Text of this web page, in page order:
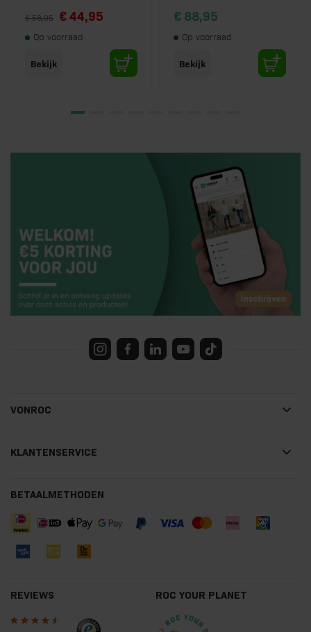
€ 58,95 Special Price
€ 44,95
Op voorraad
Bekijk
€ 88,95
Op voorraad
Bekijk
VONROC
KLANTENSERVICE
BETAALMETHODEN
REVIEWS ROC YOUR PLANET